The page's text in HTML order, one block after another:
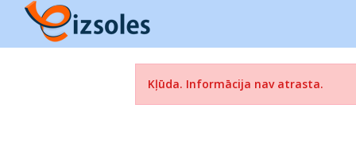
Kļūda. Informācija nav atrasta.